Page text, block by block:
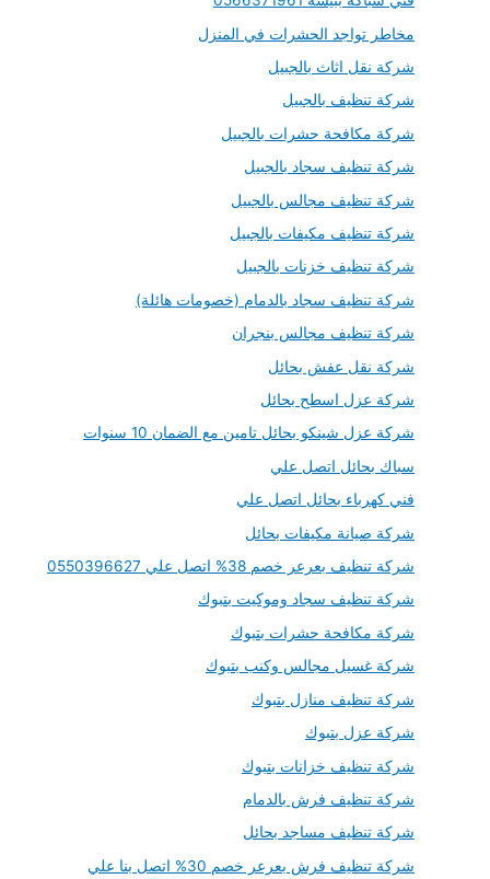
مخاطر تواجد الحشرات في المنزل
شركة نقل اثاث بالجبيل
شركة تنظيف بالجبيل
شركة مكافحة حشرات بالجبيل
شركة تنظيف سجاد بالجبيل
شركة تنظيف مجالس بالجبيل
شركة تنظيف مكيفات بالجبيل
شركة تنظيف خزنات بالجبيل
شركة تنظيف سجاد بالدمام (خصومات هائلة)
شركة تنظيف مجالس بنجران
شركة نقل عفش بحائل
شركة عزل اسطح بحائل
شركة عزل شينكو بحائل تامين مع الضمان 10 سنوات
سباك بحائل اتصل علي
فني كهرباء بحائل اتصل علي
شركة صيانة مكيفات بحائل
شركة تنظيف بعرعر خصم 38% اتصل علي 0550396627
شركة تنظيف سجاد وموكيت بتبوك
شركة مكافحة حشرات بتبوك
شركة غسيل مجالس وكنب بتبوك
شركة تنظيف منازل بتبوك
شركة عزل بتبوك
شركة تنظيف خزانات بتبوك
شركة تنظيف فرش بالدمام
شركة تنظيف مساجد بحائل
شركة تنظيف فرش بعرعر خصم 30% اتصل بنا علي